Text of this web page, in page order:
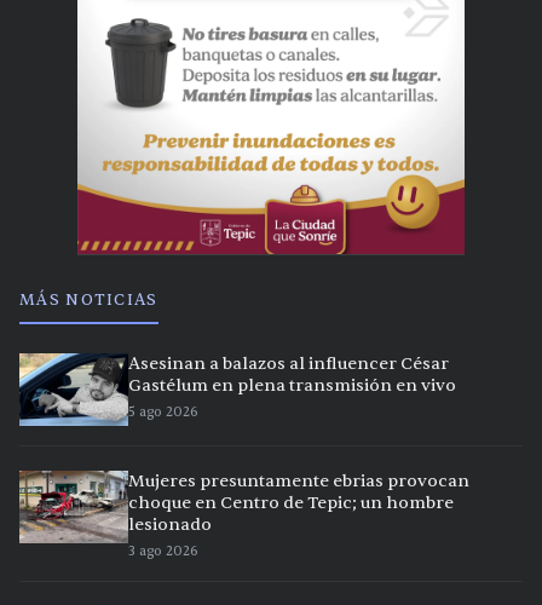
MÁS NOTICIAS
Asesinan a balazos al influencer César
Gastélum en plena transmisión en vivo
5 ago 2026
Mujeres presuntamente ebrias provocan
choque en Centro de Tepic; un hombre
lesionado
3 ago 2026